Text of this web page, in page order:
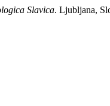
Slavica. Ljubljana,